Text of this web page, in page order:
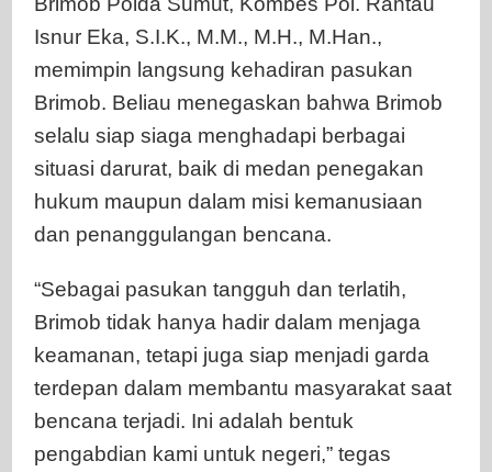
Isnur Eka, S.I.K., M.M., M.H., M.Han.,
memimpin langsung kehadiran pasukan
Brimob. Beliau menegaskan bahwa Brimob
selalu siap siaga menghadapi berbagai
situasi darurat, baik di medan penegakan
hukum maupun dalam misi kemanusiaan
dan penanggulangan bencana.
“Sebagai pasukan tangguh dan terlatih,
Brimob tidak hanya hadir dalam menjaga
keamanan, tetapi juga siap menjadi garda
terdepan dalam membantu masyarakat saat
bencana terjadi. Ini adalah bentuk
pengabdian kami untuk negeri,” tegas